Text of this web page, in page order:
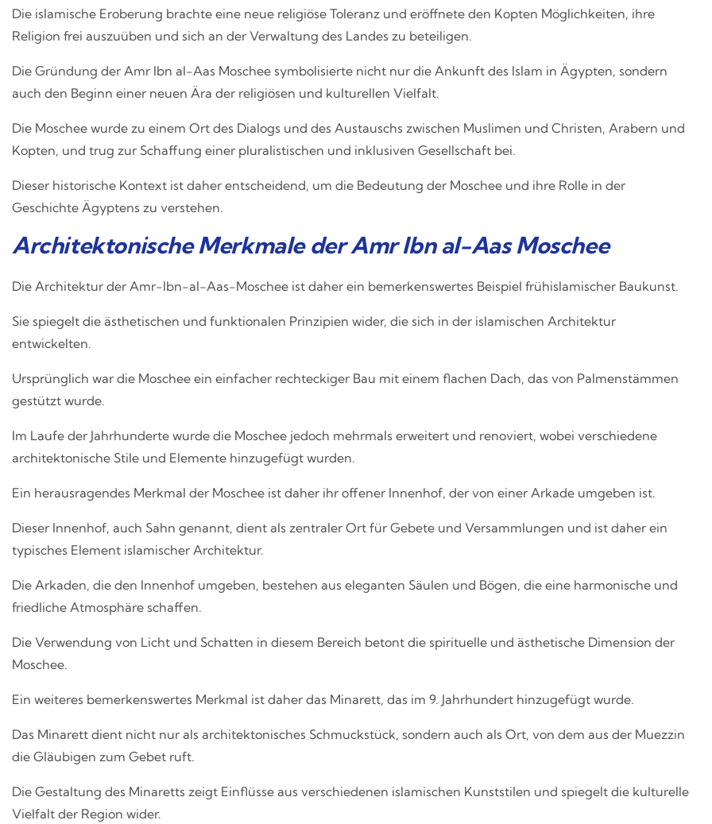
Die islamische Eroberung brachte eine neue religiöse Toleranz und eröffnete den Kopten Möglichkeiten, ihre
Religion frei auszuüben und sich an der Verwaltung des Landes zu beteiligen.
Die Gründung der Amr Ibn al-Aas Moschee symbolisierte nicht nur die Ankunft des Islam in Ägypten, sondern
auch den Beginn einer neuen Ära der religiösen und kulturellen Vielfalt.
Die Moschee wurde zu einem Ort des Dialogs und des Austauschs zwischen Muslimen und Christen, Arabern und
Kopten, und trug zur Schaffung einer pluralistischen und inklusiven Gesellschaft bei.
Dieser historische Kontext ist daher entscheidend, um die Bedeutung der Moschee und ihre Rolle in der
Geschichte Ägyptens zu verstehen.
Architektonische Merkmale der Amr Ibn al-Aas Moschee
Die Architektur der Amr-Ibn-al-Aas-Moschee ist daher ein bemerkenswertes Beispiel frühislamischer Baukunst.
Sie spiegelt die ästhetischen und funktionalen Prinzipien wider, die sich in der islamischen Architektur
entwickelten.
Ursprünglich war die Moschee ein einfacher rechteckiger Bau mit einem flachen Dach, das von Palmenstämmen
gestützt wurde.
Im Laufe der Jahrhunderte wurde die Moschee jedoch mehrmals erweitert und renoviert, wobei verschiedene
architektonische Stile und Elemente hinzugefügt wurden.
Ein herausragendes Merkmal der Moschee ist daher ihr offener Innenhof, der von einer Arkade umgeben ist.
Dieser Innenhof, auch Sahn genannt, dient als zentraler Ort für Gebete und Versammlungen und ist daher ein
typisches Element islamischer Architektur.
Die Arkaden, die den Innenhof umgeben, bestehen aus eleganten Säulen und Bögen, die eine harmonische und
friedliche Atmosphäre schaffen.
Die Verwendung von Licht und Schatten in diesem Bereich betont die spirituelle und ästhetische Dimension der
Moschee.
Ein weiteres bemerkenswertes Merkmal ist daher das Minarett, das im 9. Jahrhundert hinzugefügt wurde.
Das Minarett dient nicht nur als architektonisches Schmuckstück, sondern auch als Ort, von dem aus der Muezzin
die Gläubigen zum Gebet ruft.
Die Gestaltung des Minaretts zeigt Einflüsse aus verschiedenen islamischen Kunststilen und spiegelt die kulturelle
Vielfalt der Region wider.